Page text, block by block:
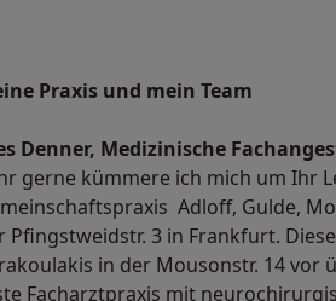
Praxis und mein Team
Denner, Medizinische
gerne kümmere ich mich um Ihr
Adloff, Gulde,
Pfingstweidstr. 3 in Frankfurt.
in der Mousonstr. 14 vor
Facharztpraxis mit